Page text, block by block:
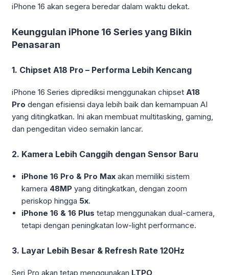
iPhone 16 akan segera beredar dalam waktu dekat.
Keunggulan iPhone 16 Series yang Bikin
Penasaran
1. Chipset A18 Pro – Performa Lebih Kencang
iPhone 16 Series diprediksi menggunakan chipset A18
Pro dengan efisiensi daya lebih baik dan kemampuan AI
yang ditingkatkan. Ini akan membuat multitasking, gaming,
dan pengeditan video semakin lancar.
2. Kamera Lebih Canggih dengan Sensor Baru
iPhone 16 Pro & Pro Max akan memiliki sistem
kamera 48MP yang ditingkatkan, dengan zoom
periskop hingga 5x.
iPhone 16 & 16 Plus tetap menggunakan dual-camera,
tetapi dengan peningkatan low-light performance.
3. Layar Lebih Besar & Refresh Rate 120Hz
Seri Pro akan tetap menggunakan LTPO